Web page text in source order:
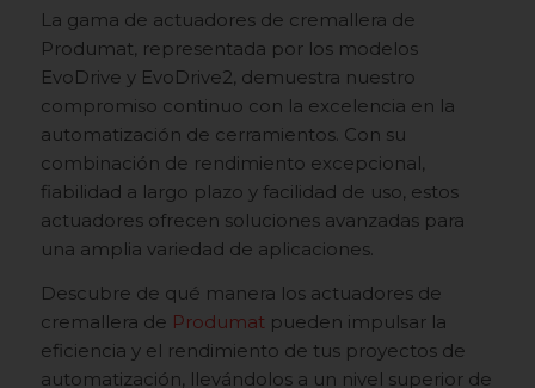
La gama de actuadores de cremallera de
Produmat, representada por los modelos
EvoDrive y EvoDrive2, demuestra nuestro
compromiso continuo con la excelencia en la
automatización de cerramientos. Con su
combinación de rendimiento excepcional,
fiabilidad a largo plazo y facilidad de uso, estos
actuadores ofrecen soluciones avanzadas para
una amplia variedad de aplicaciones.
Descubre de qué manera los actuadores de
cremallera de Produmat pueden impulsar la
eficiencia y el rendimiento de tus proyectos de
automatización, llevándolos a un nivel superior de